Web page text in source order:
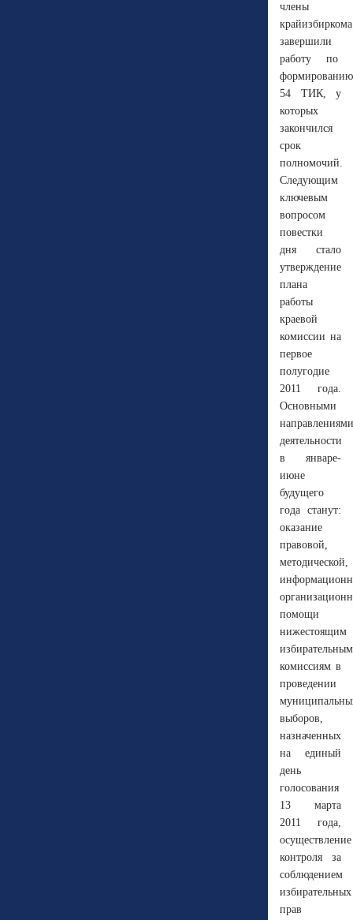
члены
крайизбиркома
завершили
работу по
формированию
54 ТИК, у
которых
закончился
срок
полномочий.
Следующим
ключевым
вопросом
повестки
дня стало
утверждение
плана
работы
краевой
комиссии на
первое
полугодие
2011 года.
Основными
направлениями
деятельности
в январе-
июне
будущего
года станут:
оказание
правовой,
методической,
помощи
нижестоящим
избирательным
комиссиям в
проведении
выборов,
назначенных
на единый
день
голосования
13 марта
2011 года,
осуществление
контроля за
соблюдением
избирательных
прав